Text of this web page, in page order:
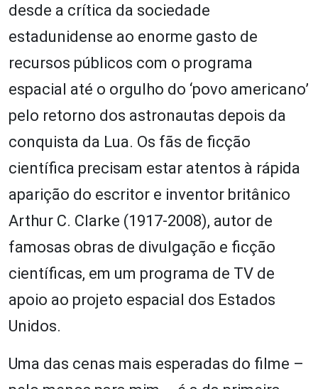
desde a crítica da sociedade
estadunidense ao enorme gasto de
recursos públicos com o programa
espacial até o orgulho do ‘povo americano’
pelo retorno dos astronautas depois da
conquista da Lua. Os fãs de ficção
científica precisam estar atentos à rápida
aparição do escritor e inventor britânico
Arthur C. Clarke (1917-2008), autor de
famosas obras de divulgação e ficção
científicas, em um programa de TV de
apoio ao projeto espacial dos Estados
Unidos.
Uma das cenas mais esperadas do filme –